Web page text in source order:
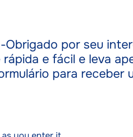
por seu
e fácil e leva
para receber